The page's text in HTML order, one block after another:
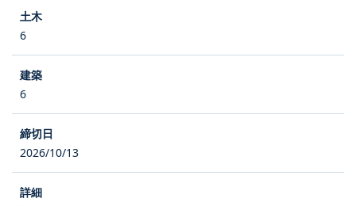
6
6
2026/10/13